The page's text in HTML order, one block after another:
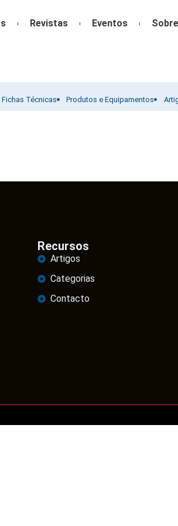
Revistas Eventos
Fichas Técnicas Produtos e Equipamentos
Recursos
Artigos
Categorias
Contacto